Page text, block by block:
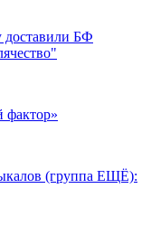
БФ
фактор»
(группа ЕЩЁ):